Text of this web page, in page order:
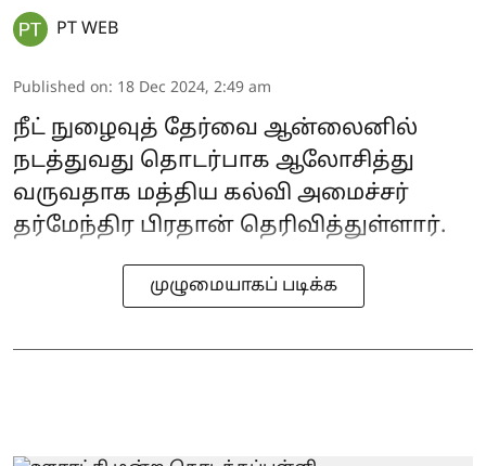
PT WEB
Published on: 18 Dec 2024, 2:49 am
நீட் நுழைவுத் தேர்வை ஆன்லைனில்
நடத்துவது தொடர்பாக ஆலோசித்து
வருவதாக மத்திய கல்வி அமைச்சர்
தர்மேந்திர பிரதான் தெரிவித்துள்ளார்.
முழுமையாகப் படிக்க